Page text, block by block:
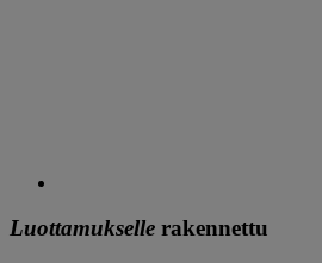
Luottamukselle rakennettu